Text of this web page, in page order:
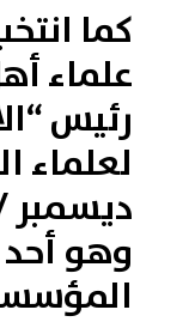
كما
علماء
رئيس
وهو